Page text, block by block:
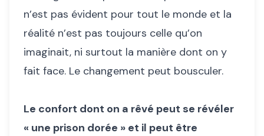
n’est pas évident pour tout le monde et la
réalité n’est pas toujours celle qu’on
imaginait, ni surtout la manière dont on y
fait face. Le changement peut bousculer.
Le confort dont on a rêvé peut se révéler
« une prison dorée » et il peut être